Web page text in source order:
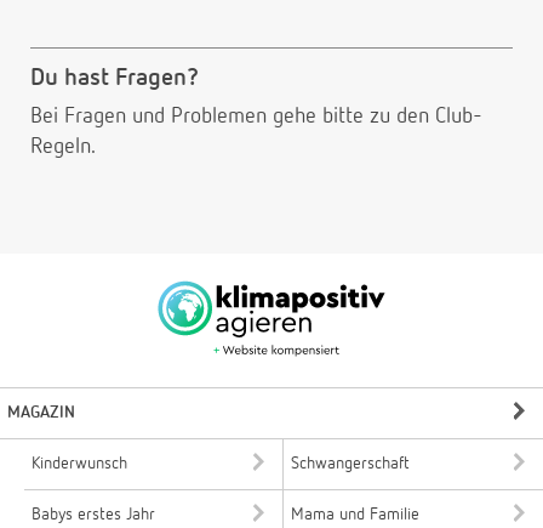
Du hast Fragen?
Bei Fragen und Problemen gehe bitte zu den Club-
Regeln.
MAGAZIN
Kinderwunsch Schwangerschaft
Babys erstes Jahr Mama und Familie